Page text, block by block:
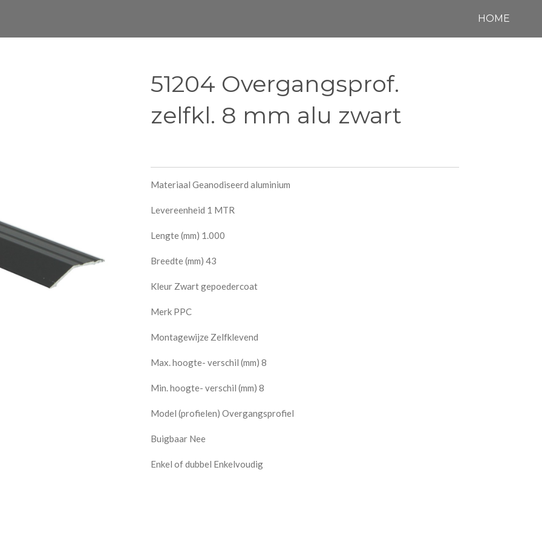
HOME
51204 Overgangsprof.
zelfkl. 8 mm alu zwart
Materiaal Geanodiseerd aluminium
Levereenheid 1 MTR
Lengte (mm) 1.000
Breedte (mm) 43
Kleur Zwart gepoedercoat
Merk PPC
Montagewijze Zelfklevend
Max. hoogte- verschil (mm) 8
Min. hoogte- verschil (mm) 8
Model (profielen) Overgangsprofiel
Buigbaar Nee
Enkel of dubbel Enkelvoudig